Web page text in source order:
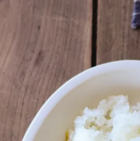
不時有人問，「有10號大小的土鍋